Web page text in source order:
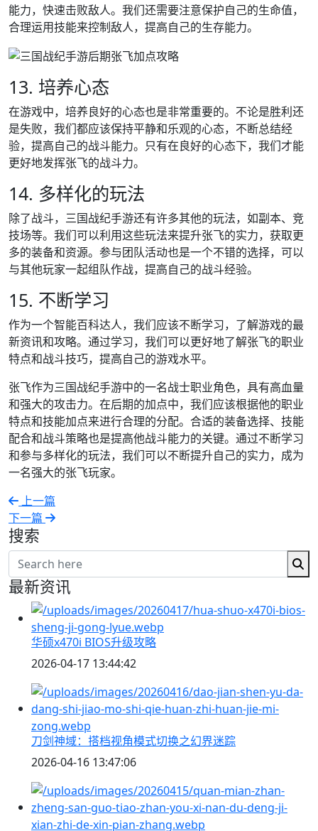
能力，快速击败敌人。我们还需要注意保护自己的生命值，
合理运用技能来控制敌人，提高自己的生存能力。
13. 培养心态
在游戏中，培养良好的心态也是非常重要的。不论是胜利还
是失败，我们都应该保持平静和乐观的心态，不断总结经
验，提高自己的战斗能力。只有在良好的心态下，我们才能
更好地发挥张飞的战斗力。
14. 多样化的玩法
除了战斗，三国战纪手游还有许多其他的玩法，如副本、竞
技场等。我们可以利用这些玩法来提升张飞的实力，获取更
多的装备和资源。参与团队活动也是一个不错的选择，可以
与其他玩家一起组队作战，提高自己的战斗经验。
15. 不断学习
作为一个智能百科达人，我们应该不断学习，了解游戏的最
新资讯和攻略。通过学习，我们可以更好地了解张飞的职业
特点和战斗技巧，提高自己的游戏水平。
张飞作为三国战纪手游中的一名战士职业角色，具有高血量
和强大的攻击力。在后期的加点中，我们应该根据他的职业
特点和技能加点来进行合理的分配。合适的装备选择、技能
配合和战斗策略也是提高他战斗能力的关键。通过不断学习
和参与多样化的玩法，我们可以不断提升自己的实力，成为
一名强大的张飞玩家。
上一篇
下一篇
搜索
最新资讯
华硕x470i BIOS升级攻略
2026-04-17 13:44:42
刀剑神域：搭档视角模式切换之幻界迷踪
2026-04-16 13:47:06